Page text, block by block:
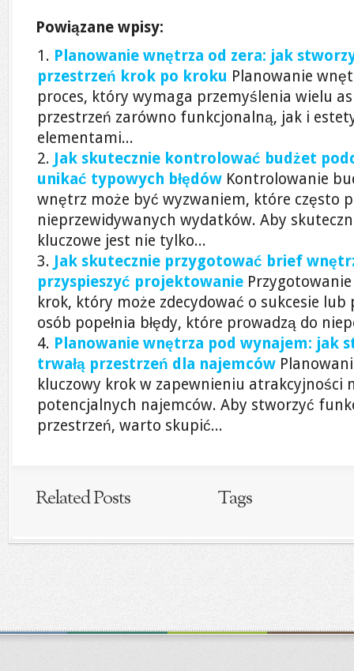
Powiązane wpisy:
Planowanie wnętrza od zera: jak
przestrzeń krok po kroku Planowanie
proces, który wymaga przemyślenia wielu
przestrzeń zarówno funkcjonalną, jak i
elementami...
Jak skutecznie kontrolować budżet
unikać typowych błędów Kontrolowanie
wnętrz może być wyzwaniem, które często
nieprzewidywanych wydatków. Aby
kluczowe jest nie tylko...
Jak skutecznie przygotować brief
przyspieszyć projektowanie
krok, który może zdecydować o sukcesie
osób popełnia błędy, które prowadzą do
Planowanie wnętrza pod wynajem: jak
trwałą przestrzeń dla najemców
kluczowy krok w zapewnieniu atrakcyjności
potencjalnych najemców. Aby stworzyć
przestrzeń, warto skupić...
Related Posts Tags